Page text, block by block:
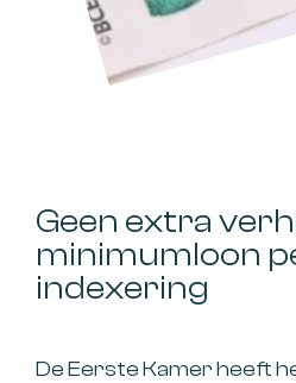
Geen extra
minimumloon
indexering
De Eerste Kamer heeft